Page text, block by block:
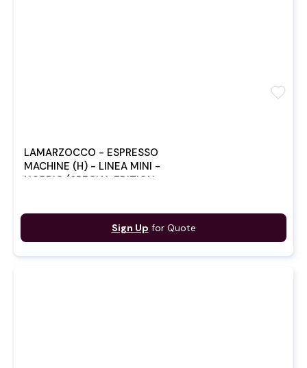
LAMARZOCCO - ESPRESSO
MACHINE (H) - LINEA MINI -
NORDIC (SPECIAL EDITION
Sign Up for Quote
favorite